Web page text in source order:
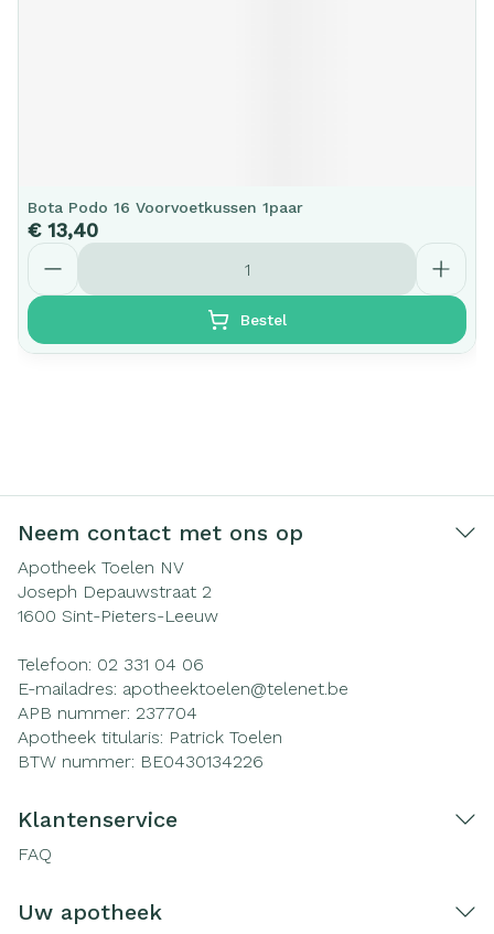
Bota Podo 16 Voorvoetkussen 1paar
€ 13,40
Aantal
Bestel
Neem contact met ons op
Apotheek Toelen NV
Joseph Depauwstraat 2
1600 Sint-Pieters-Leeuw
Telefoon: 02 331 04 06
E-mailadres: apotheektoelen@telenet.be
APB nummer: 237704
Apotheek titularis: Patrick Toelen
BTW nummer: BE0430134226
Klantenservice
FAQ
Uw apotheek